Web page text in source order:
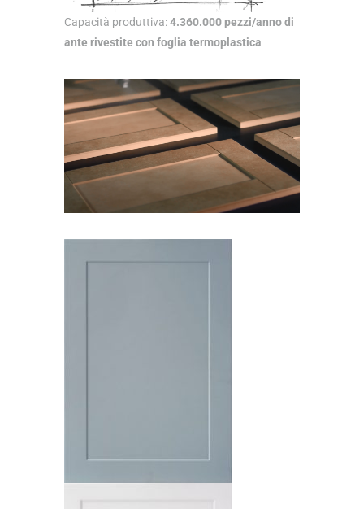
Capacità produttiva:4.360.000 pezzi/anno di
ante rivestite con foglia termoplastica